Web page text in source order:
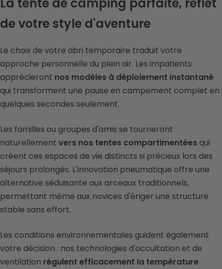
La tente de camping parfaite, reflet
de votre style d'aventure
Le choix de votre abri temporaire traduit votre
approche personnelle du plein air. Les impatients
apprécieront nos modèles à déploiement instantané
qui transforment une pause en campement complet en
quelques secondes seulement.
Les familles ou groupes d'amis se tourneront
naturellement vers nos tentes compartimentées qui
créent ces espaces de vie distincts si précieux lors des
séjours prolongés. L'innovation pneumatique offre une
alternative séduisante aux arceaux traditionnels,
permettant même aux novices d'ériger une structure
stable sans effort.
Les conditions environnementales guident également
votre décision : nos technologies d'occultation et de
ventilation régulent efficacement la température